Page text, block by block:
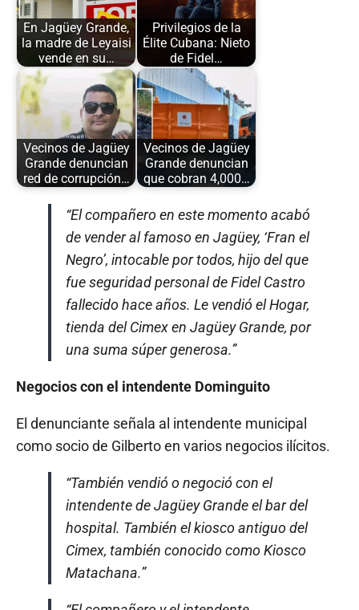
En Jagüey Grande,
la madre de Leyaisi
vende en su…
Privilegios de la
Élite Cubana: Nieto
de Fidel…
Vecinos de Jagüey
Grande denuncian
red de corrupción…
Vecinos de Jagüey
Grande denuncian
que cobran 4,000…
“El compañero en este momento acabó
de vender al famoso en Jagüey, ‘Fran el
Negro’, intocable por todos, hijo del que
fue seguridad personal de Fidel Castro
fallecido hace años. Le vendió el Hogar,
tienda del Cimex en Jagüey Grande, por
una suma súper generosa.”
Negocios con el intendente Dominguito
El denunciante señala al intendente municipal
como socio de Gilberto en varios negocios ilícitos.
“También vendió o negoció con el
intendente de Jagüey Grande el bar del
hospital. También el kiosco antiguo del
Cimex, también conocido como Kiosco
Matachana.”